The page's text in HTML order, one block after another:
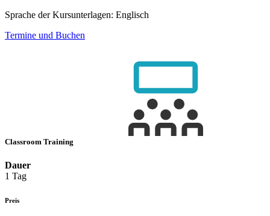
Sprache der Kursunterlagen: Englisch
Termine und Buchen
Classroom Training
Dauer
1 Tag
Preis